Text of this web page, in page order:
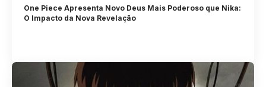
One Piece Apresenta Novo Deus Mais Poderoso que Nika:
O Impacto da Nova Revelação